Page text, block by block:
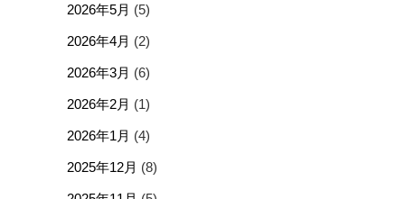
2026年5月 (5)
2026年4月 (2)
2026年3月 (6)
2026年2月 (1)
2026年1月 (4)
2025年12月 (8)